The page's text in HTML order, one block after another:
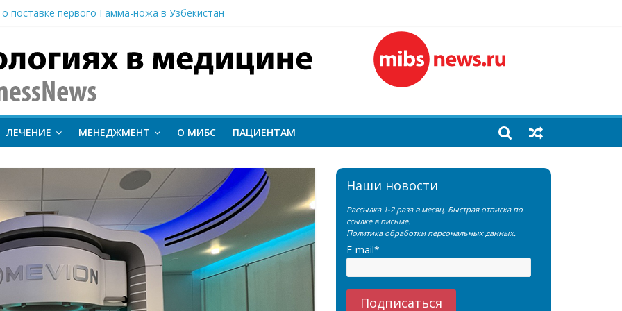
поставке первого Гамма-ножа в Узбекистан
и новый этап развития ядерной медицины: результаты конференции SNMMI
важно следить за состоянием сердечно-сосудистой системы?
ЛЕЧЕНИЕ МЕНЕДЖМЕНТ О МИБС ПАЦИЕНТАМ
Наши новости
Рассылка 1-2 раза в месяц. Быстрая отписка по
ссылке в письме.
Политика обработки персональных данных.
E-mail*